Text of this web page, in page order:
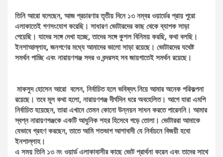
তিনি আরো বলেছেন, আজ প্রচারণার তৃতীয় দিনে ১৩ নম্বর ওয়ার্ডের প্রায় পুরো
এলাকাতেই গণসংযোগ করেছি। সাধারণ ভোটারদের কাছ থেকে ব্যাপক সাড়া
পেয়েছি। যাদের সঙ্গে দেখা হচ্ছে, তাদের সঙ্গে কুশল বিনিময় করছি, কথা বলছি।
ইনশাআল্লাহ, জনগণের মধ্যে আমাদের ভালো সাড়া রয়েছে। ভোটারদের যথেষ্ট
সমর্থন পাচ্ছি এবং নারায়ণগঞ্জ সদর ও বন্দরসহ সব জায়গাতেই সমর্থন রয়েছে।
‎ মাকসুদ হোসেন আরো বলেন, নির্বাচিত হলে ভবিষ্যৎ নিয়ে আমার অনেক পরিকল্পনা
রয়েছে। তবে মূল কথা হলো, নারায়ণগঞ্জ দীর্ঘদিন ধরে অবহেলিত। আগে যারা এমপি
নির্বাচিত হয়েছেন, তারা এখানে তেমন কোনো উন্নয়ন সাধন করতে পারেননি। আমার
স্বপ্ন নারায়ণগঞ্জকে একটি আধুনিক শহর হিসেবে গড়ে তোলা। ভোটাররা আমাকে
যেভাবে গ্রহণ করছেন, তাতে আমি শতভাগ আশাবাদী যে নির্বাচনে বিজয়ী হবো
ইনশাল্লাহ।
‎এ সময় তিনি ১৩ নং ওয়ার্ড এলাকাবাসীর কাছে ভোট প্রার্থনা করেন এবং তাদের সাথে